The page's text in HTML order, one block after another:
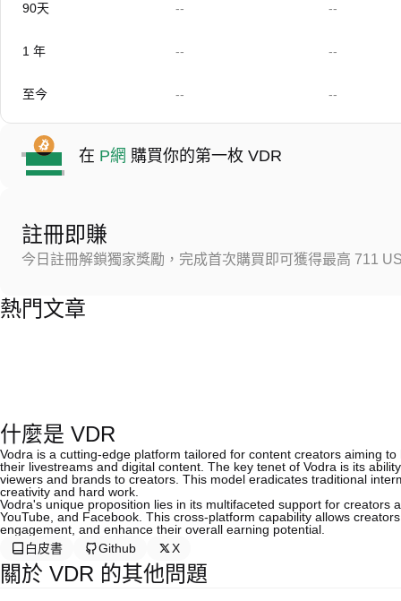
90天 -- --
1 年 -- --
至今 -- --
在 P網 購買你的第一枚 VDR
註冊即賺
今日註冊解鎖獨家獎勵，完成首次購買即可獲得最高 711
熱門文章
什麼是 VDR
Vodra is a cutting-edge platform tailored for content creators aiming
their livestreams and digital content. The key tenet of Vodra is its
viewers and brands to creators. This model eradicates traditional
creativity and hard work.
Vodra's unique proposition lies in its multifaceted support for creators
YouTube, and Facebook. This cross-platform capability allows
engagement, and enhance their overall earning potential.
白皮書
Github X
關於 VDR 的其他問題